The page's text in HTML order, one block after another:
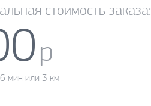
стоимость заказа:
р
мин или 3 км